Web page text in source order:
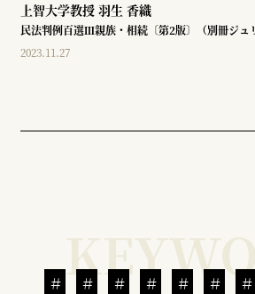
上智大学教授 羽生 香織
民法判例百選Ⅲ親族・相続〔第2版〕（別冊ジュ
2023.11.27